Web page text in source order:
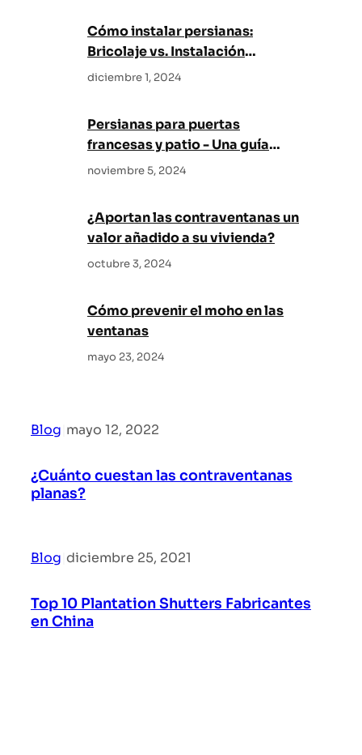
Cómo instalar persianas:
Bricolaje vs. Instalación
profesional
diciembre 1, 2024
Persianas para puertas
francesas y patio - Una guía
completa
noviembre 5, 2024
¿Aportan las contraventanas un
valor añadido a su vivienda?
octubre 3, 2024
Cómo prevenir el moho en las
ventanas
mayo 23, 2024
Blog mayo 12, 2022
¿Cuánto cuestan las contraventanas
planas?
Blog diciembre 25, 2021
Top 10 Plantation Shutters Fabricantes
en China